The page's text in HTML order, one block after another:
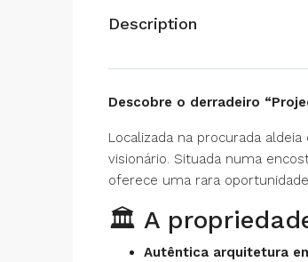
Description
Descobre o derradeiro
Localizada na procurada aldeia
visionário. Situada numa
oferece uma rara
🏛️ A
Autêntica arquitetura